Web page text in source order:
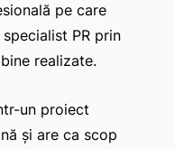
pe care
PR prin
realizate.
un proiect
și are ca scop